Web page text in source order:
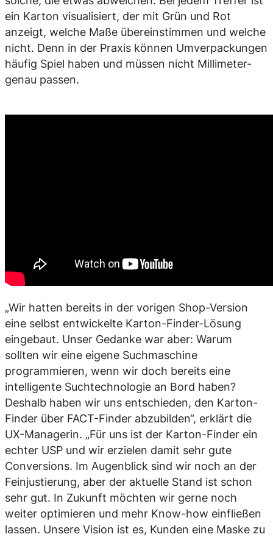
ein Karton visualisiert, der mit Grün und Rot
anzeigt, welche Maße übereinstimmen und welche
nicht. Denn in der Praxis können Umverpackungen
häufig Spiel haben und müssen nicht Millimeter-
genau passen.
„Wir hatten bereits in der vorigen Shop-Version
eine selbst entwickelte Karton-Finder-Lösung
eingebaut. Unser Gedanke war aber: Warum
sollten wir eine eigene Suchmaschine
programmieren, wenn wir doch bereits eine
intelligente Suchtechnologie an Bord haben?
Deshalb haben wir uns entschieden, den Karton-
Finder über FACT-Finder abzubilden“, erklärt die
UX-Managerin. „Für uns ist der Karton-Finder ein
echter USP und wir erzielen damit sehr gute
Conversions. Im Augenblick sind wir noch an der
Feinjustierung, aber der aktuelle Stand ist schon
sehr gut. In Zukunft möchten wir gerne noch
weiter optimieren und mehr Know-how einfließen
lassen. Unsere Vision ist es, Kunden eine Maske zu